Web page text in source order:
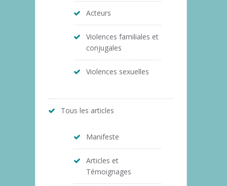
Acteurs
Violences familiales et
conjugales
Violences sexuelles
Tous les articles
Manifeste
Articles et
Témoignages